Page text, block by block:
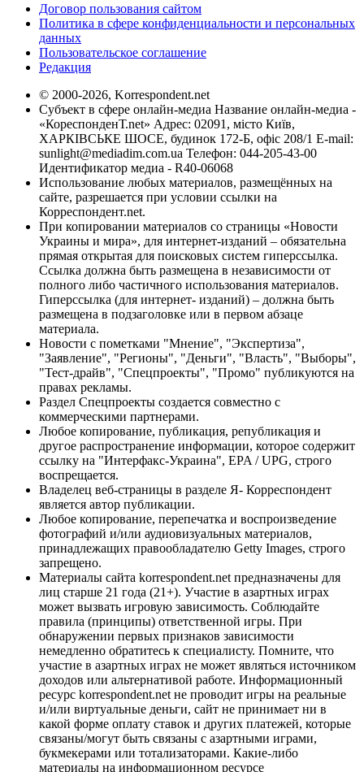
Договор пользования сайтом
Политика в сфере конфиденциальности и персональных
данных
Пользовательское соглашение
Редакция
© 2000-2026, Korrespondent.net
Субъект в сфере онлайн-медиа Название онлайн-медиа -
«КореспонденТ.net» Адрес: 02091, місто Київ,
ХАРКІВСЬКЕ ШОСЕ, будинок 172-Б, офіс 208/1 E-mail:
sunlight@mediadim.com.ua Телефон: 044-205-43-00
Идентификатор медиа - R40-06068
Использование любых материалов, размещённых на
сайте, разрешается при условии ссылки на
Корреспондент.net.
При копировании материалов со страницы «Новости
Украины и мира», для интернет-изданий – обязательна
прямая открытая для поисковых систем гиперссылка.
Ссылка должна быть размещена в независимости от
полного либо частичного использования материалов.
Гиперссылка (для интернет- изданий) – должна быть
размещена в подзаголовке или в первом абзаце
материала.
Новости с пометками "Мнение", "Экспертиза",
"Заявление", "Регионы", "Деньги", "Власть", "Выборы",
"Тест-драйв", "Спецпроекты", "Промо" публикуются на
правах рекламы.
Раздел Спецпроекты создается совместно с
коммерческими партнерами.
Любое копирование, публикация, републикация и
другое распространение информации, которое содержит
ссылку на "Интерфакс-Украина", EPA / UPG, строго
воспрещается.
Владелец веб-страницы в разделе Я- Корреспондент
является автор публикации.
Любое копирование, перепечатка и воспроизведение
фотографий и/или аудиовизуальных материалов,
принадлежащих правообладателю Getty Images, строго
запрещено.
Материалы сайта korrespondent.net предназначены для
лиц старше 21 года (21+). Участие в азартных играх
может вызвать игровую зависимость. Соблюдайте
правила (принципы) ответственной игры. При
обнаружении первых признаков зависимости
немедленно обратитесь к специалисту. Помните, что
участие в азартных играх не может являться источником
доходов или альтернативой работе. Информационный
ресурс korrespondent.net не проводит игры на реальные
и/или виртуальные деньги, сайт не принимает ни в
какой форме оплату ставок и других платежей, которые
связаны/могут быть связаны с азартными играми,
букмекерами или тотализаторами. Какие-либо
материалы на информационном ресурсе